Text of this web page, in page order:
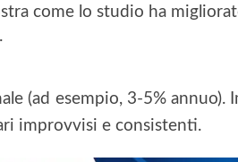
come lo studio ha
(ad esempio, 3-5% annuo).
improvvisi e consistenti.